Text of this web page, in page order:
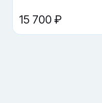
именно вашей установки;
· уточнить модель
несколько исполнений
15 700 ₽